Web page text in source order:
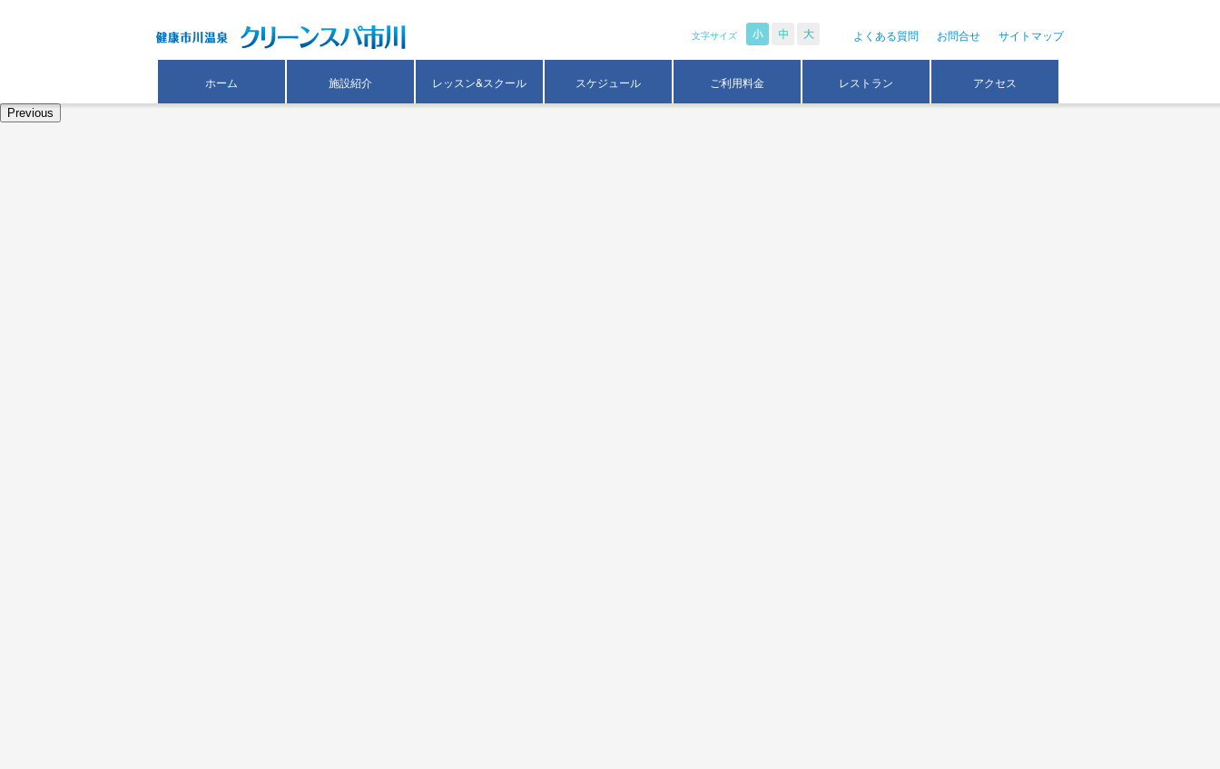
サイトマップ
お問合せ
よくある質問
文字サイズ
ホーム 施設紹介 レッスン&スクール スケジュール ご利用料金 レストラン アクセス
Previous